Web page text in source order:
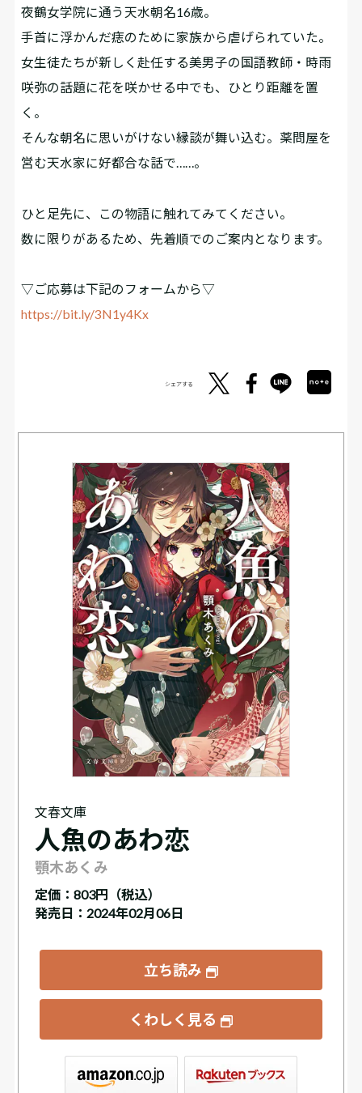
夜鶴女学院に通う天水朝名16歳。
手首に浮かんだ痣のために家族から虐げられていた。
女生徒たちが新しく赴任する美男子の国語教師・時雨
咲弥の話題に花を咲かせる中でも、ひとり距離を置
く。
そんな朝名に思いがけない縁談が舞い込む。薬問屋を
営む天水家に好都合な話で……。
ひと足先に、この物語に触れてみてください。
数に限りがあるため、先着順でのご案内となります。
▽ご応募は下記のフォームから▽
https://bit.ly/3N1y4Kx
シェアする
文春文庫
人魚のあわ恋
顎木あくみ
定価： 803円（税込）
発売日：2024年02月06日
立ち読み
くわしく見る